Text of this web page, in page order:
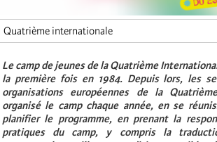
Quatrième internationale
Le camp de jeunes de la Quatrième
la première fois en 1984. Depuis lors, les
organisations européennes de la
organisé le camp chaque année, en se
planifier le programme, en prenant la
pratiques du camp, y compris la